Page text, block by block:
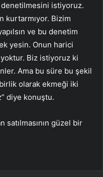
denetilmesini istiyoruz.
kurtarmıyor. Bizim
ve bu denetim
yesin. Onun harici
Biz istiyoruz ki
Ama bu süre bu şekil
olarak ekmeği iki
diye konuştu.
satılmasının güzel bir